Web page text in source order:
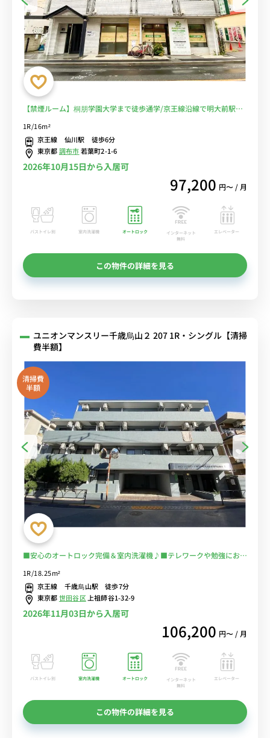
【禁煙ルーム】桐朋学園大学まで徒歩通学/京王線沿線で明大前駅や
など生活家電のあるお部屋■選べるWi-Fi格安レンタル中！
1R/16m²
京王線 仙川駅 徒歩6分
東京都調布市若葉町2-1-6
2026年10月15日から入居可
97,200 円〜 / 月
バストイレ別 室内洗濯機 オートロック
インターネット
無料
エレベーター
この物件の詳細を見る
ユニオンマンスリー千歳烏山２ 207 1R・シングル【清掃
費半額】
清掃費
半額
■安心のオートロック完備＆室内洗濯機♪■テレワークや勉強におす
利用で新宿・調布・八王子まで乗換なしでアクセス/24時まで営業の
スーパー「ライフ」あり/■選べるWi-Fi格安レンタル中！
1R/18.25m²
京王線 千歳烏山駅 徒歩7分
東京都世田谷区上祖師谷1-32-9
2026年11月03日から入居可
106,200 円〜 / 月
バストイレ別 室内洗濯機 オートロック
インターネット
無料
エレベーター
この物件の詳細を見る